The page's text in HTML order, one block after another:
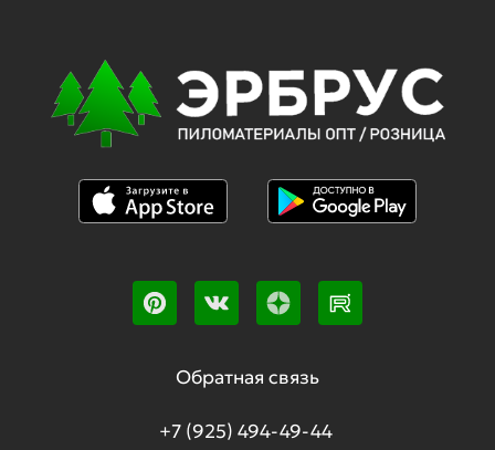
Обратная связь
+7 (925) 494-49-44